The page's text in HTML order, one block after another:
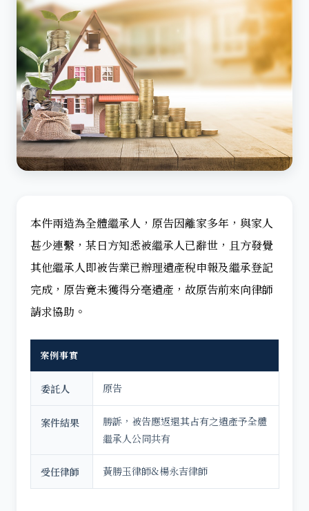
本件兩造為全體繼承人，原告因離家多年，與家人
甚少連繫，某日方知悉被繼承人已辭世，且方發覺
其他繼承人即被告業已辦理遺產稅申報及繼承登記
完成，原告竟未獲得分毫遺產，故原告前來向律師
請求協助。
案例事實
委託人 原告
案件結果
勝訴，被告應返還其占有之遺產予全體
繼承人公同共有
受任律師 黃勝玉律師&楊永吉律師